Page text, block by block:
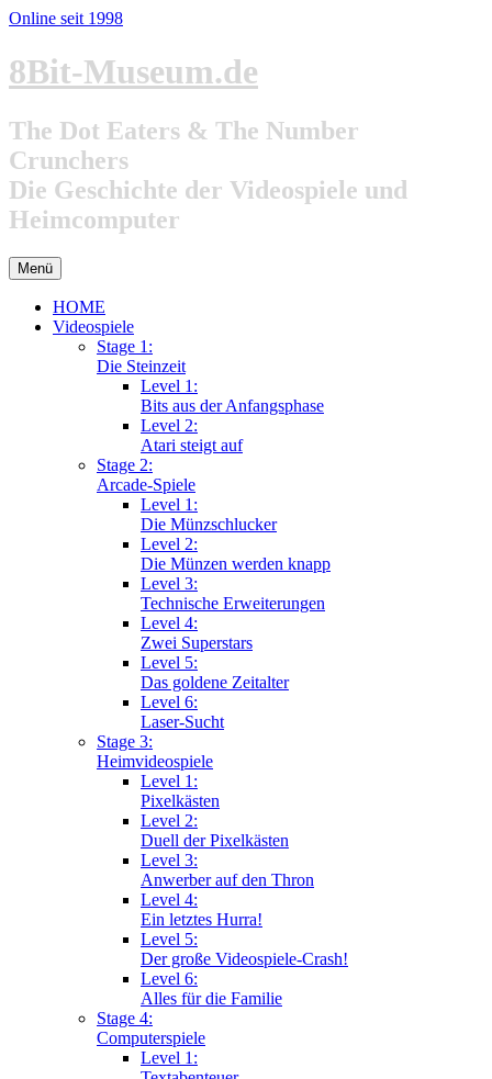
Online seit 1998
Zum
Inhalt
8Bit-Museum.de
The Dot Eaters & The Number
Crunchers
Die Geschichte der Videospiele und
Heimcomputer
Menü
HOME
Videospiele
Stage 1:
Die Steinzeit
Level 1:
Bits aus der Anfangsphase
Level 2:
Atari steigt auf
Stage 2:
Arcade-Spiele
Level 1:
Die Münzschlucker
Level 2:
Die Münzen werden knapp
Level 3:
Technische Erweiterungen
Level 4:
Zwei Superstars
Level 5:
Das goldene Zeitalter
Level 6:
Laser-Sucht
Stage 3:
Heimvideospiele
Level 1:
Pixelkästen
Level 2:
Duell der Pixelkästen
Level 3:
Anwerber auf den Thron
Level 4:
Ein letztes Hurra!
Level 5:
Der große Videospiele-Crash!
Level 6:
Alles für die Familie
Stage 4:
Computerspiele
Level 1: